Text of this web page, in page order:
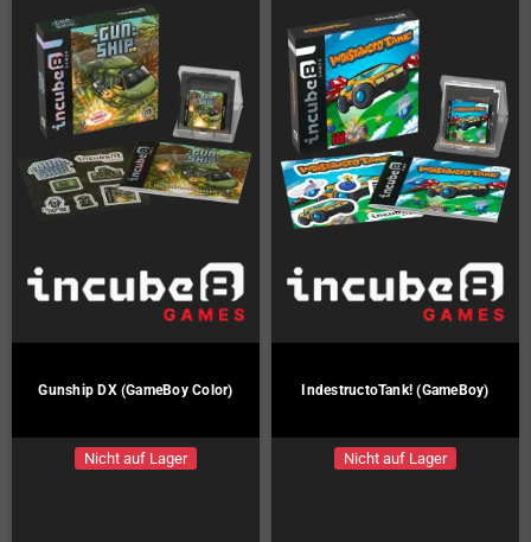
Gunship DX (GameBoy Color)
Nicht auf Lager
IndestructoTank! (GameBoy)
Nicht auf Lager